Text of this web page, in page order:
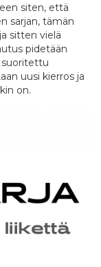
siten, että
sarjan, tämän
sitten vielä
pidetään
suoritettu
uusi kierros ja
on.